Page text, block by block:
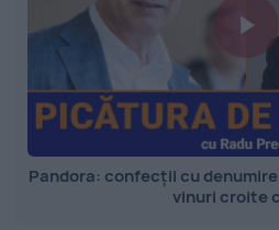
Pandora: confecții cu
vinuri croite